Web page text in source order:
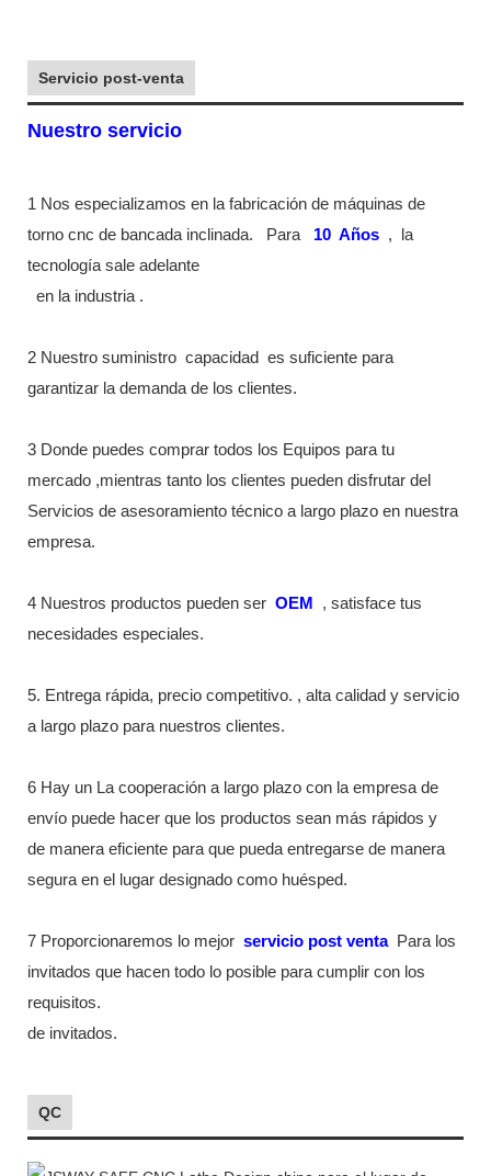
Servicio post-venta
Nuestro servicio
1 Nos especializamos en la fabricación de máquinas de
torno cnc de bancada inclinada.
Para 10 Años ,
la
tecnología sale adelante
en la industria .
2 Nuestro suministro capacidad
es suficiente para
garantizar la demanda de los clientes.
3 Donde puedes comprar todos los Equipos para tu
mercado ,mientras tanto los clientes pueden disfrutar del
Servicios de asesoramiento técnico a largo plazo en nuestra
empresa.
4 Nuestros productos pueden ser OEM
, satisface tus
necesidades especiales.
5. Entrega rápida, precio competitivo. , alta calidad y servicio
a largo plazo para nuestros clientes.
6 Hay un La cooperación a largo plazo con la empresa de
envío puede hacer que los productos sean más rápidos y
de manera eficiente para que pueda entregarse de manera
segura en el lugar designado como huésped.
7 Proporcionaremos lo mejor servicio post venta Para los
invitados que hacen todo lo posible para cumplir con los
requisitos.
de invitados.
QC